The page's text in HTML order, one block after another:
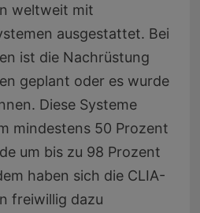
weltweit mit
ausgestattet. Bei
ist die Nachrüstung
geplant oder es wurde
Diese Systeme
mindestens 50 Prozent
um bis zu 98 Prozent
haben sich die CLIA-
freiwillig dazu